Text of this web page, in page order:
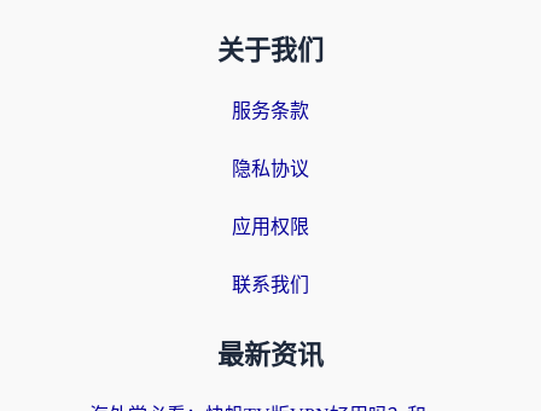
关于我们
服务条款
隐私协议
应用权限
联系我们
最新资讯